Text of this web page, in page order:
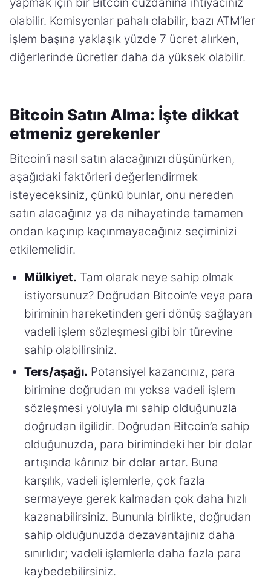
olabilir. Komisyonlar pahalı olabilir, bazı ATM’ler
işlem başına yaklaşık yüzde 7 ücret alırken,
diğerlerinde ücretler daha da yüksek olabilir.
Bitcoin Satın Alma: İşte dikkat
etmeniz gerekenler
Bitcoin’i nasıl satın alacağınızı düşünürken,
aşağıdaki faktörleri değerlendirmek
isteyeceksiniz, çünkü bunlar, onu nereden
satın alacağınız ya da nihayetinde tamamen
ondan kaçınıp kaçınmayacağınız seçiminizi
etkilemelidir.
Mülkiyet. Tam olarak neye sahip olmak
istiyorsunuz? Doğrudan Bitcoin’e veya para
biriminin hareketinden geri dönüş sağlayan
vadeli işlem sözleşmesi gibi bir türevine
sahip olabilirsiniz.
Ters/aşağı. Potansiyel kazancınız, para
birimine doğrudan mı yoksa vadeli işlem
sözleşmesi yoluyla mı sahip olduğunuzla
doğrudan ilgilidir. Doğrudan Bitcoin’e sahip
olduğunuzda, para birimindeki her bir dolar
artışında kârınız bir dolar artar. Buna
karşılık, vadeli işlemlerle, çok fazla
sermayeye gerek kalmadan çok daha hızlı
kazanabilirsiniz. Bununla birlikte, doğrudan
sahip olduğunuzda dezavantajınız daha
sınırlıdır; vadeli işlemlerle daha fazla para
kaybedebilirsiniz.